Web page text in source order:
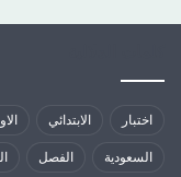
اختبار الابتدائي
السعودية الفصل